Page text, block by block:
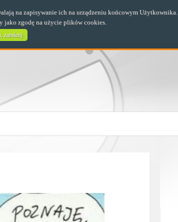
na zapisywanie ich na urządzeniu końcowym Użytkownika.
jako zgodę na użycie plików cookies.
zamknij